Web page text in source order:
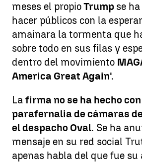
meses el propioTrump se
hacer públicos con la
amainara la tormenta que
sobre todo en sus filas y
dentro del movimiento
America Great Again'.
La firma no se ha hecho
parafernalia de cámaras
el despacho Oval. Se ha
mensaje en su red social
apenas habla del que fue